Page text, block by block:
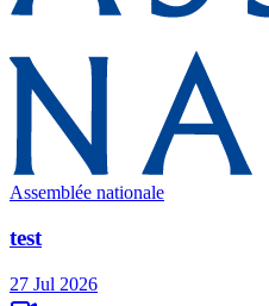
Assemblée nationale
test
27 Jul 2026